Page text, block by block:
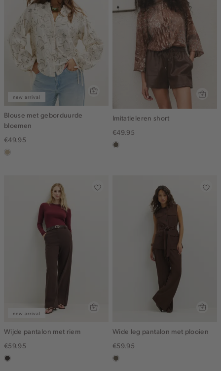
new arrival
Blouse met geborduurde
bloemen
€49.95
lichtzand
Imitatieleren short
€49.95
middenbruin
new arrival
Wijde pantalon met riem
€59.95
choco
Wide leg pantalon met plooien
€59.95
middenbruin